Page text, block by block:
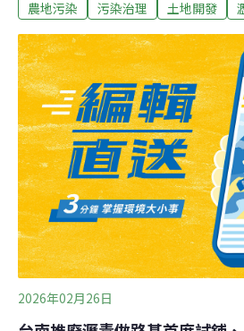
道。山坡農牧用地改建停車場這塊
年(2025)業者向新北市交通局提出
請變更為交通用地，作為停車場使
7215平方公尺。業者在今年3月取
工許可，要蓋永久性沉沙池、集水
現，業者在水保設施未完工，地目
已經大面積整地，違規回填大量瀝
山指出，過去這塊農地原本都是竹
請做為停車場，但都還在水保施工
更，就已經被填了1至3公尺的瀝青
地裡都會滲出瀝青油。
農地污染 污染治理 土地開發
2026年02月26日